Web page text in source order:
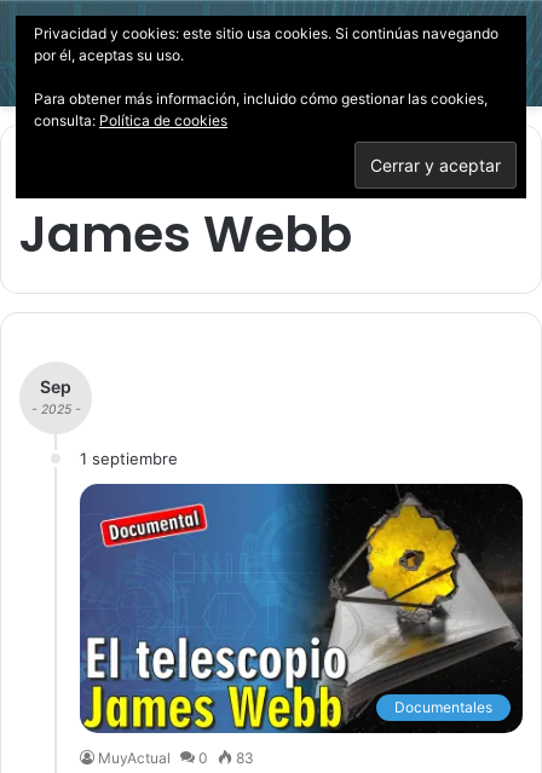
Menú
James Webb
Sep
- 2025 -
1 septiembre
Documentales
MuyActual 0 83
Privacidad y cookies: este sitio usa cookies. Si continúas navegando
por él, aceptas su uso.
Para obtener más información, incluido cómo gestionar las cookies,
consulta: Política de cookies